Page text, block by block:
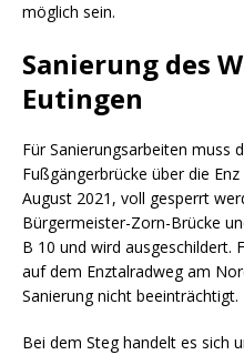
möglich sein.
Sanierung des
Eutingen
Für Sanierungsarbeiten muss
Fußgängerbrücke über die
August 2021, voll gesperrt
Bürgermeister-Zorn-Brücke
B 10 und wird ausgeschildert.
auf dem Enztalradweg am
Sanierung nicht beeinträchtigt.
Bei dem Steg handelt es sich